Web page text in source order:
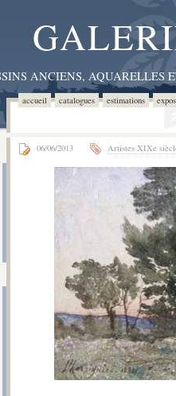
ANCIENS,
accueil catalogues estimations
06/06/2013 Artistes XIXe